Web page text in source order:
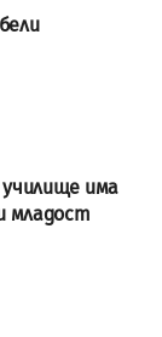
има
младост